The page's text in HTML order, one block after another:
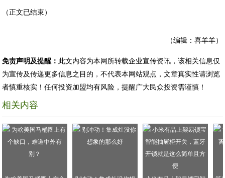
（正文已结束）
（编辑：喜羊羊）
免责声明及提醒： 此文内容为本网所转载企业宣传资讯，该相关信息仅
为宣传及传递更多信息之目的，不代表本网站观点，文章真实性请浏览
者慎重核实！任何投资加盟均有风险，提醒广大民众投资需谨慎！
相关内容